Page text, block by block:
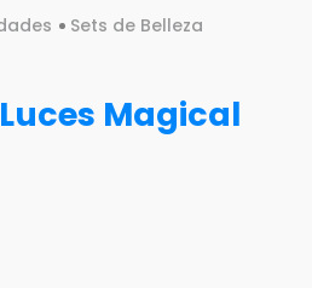
Sets de Belleza
Magical